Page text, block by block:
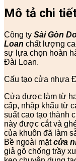
Mô tả chi
Công ty Sài Gòn
Loan chất lượng
sự lựa chọn hoàn
Đài Loan.
Cấu tạo cửa nhựa
Cửa được làm từ
cấp, nhập khẩu từ
suất cao tạo thành
này được cắt và
của khuôn đã làm
Bề ngoài mặtcửa
giả gỗ chống trầy